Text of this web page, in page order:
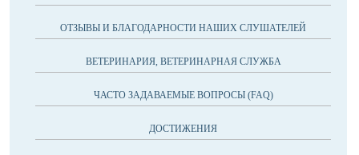
ОТЗЫВЫ И БЛАГОДАРНОСТИ НАШИХ СЛУШАТЕЛЕЙ
ВЕТЕРИНАРИЯ, ВЕТЕРИНАРНАЯ СЛУЖБА
ЧАСТО ЗАДАВАЕМЫЕ ВОПРОСЫ (FAQ)
ДОСТИЖЕНИЯ